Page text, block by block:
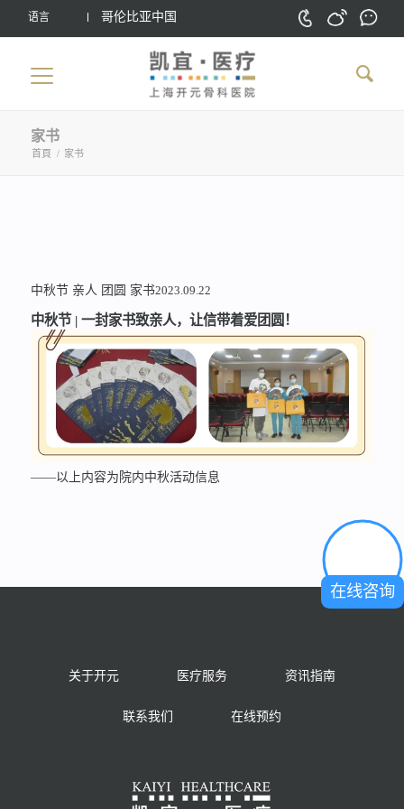
语言 哥伦比亚中国
家书
首頁 / 家书
中秋节 亲人 团圆 家书2023.09.22
中秋节 | 一封家书致亲人，让信带着爱团圆！
——以上内容为院内中秋活动信息
关于开元 医疗服务 资讯指南
联系我们 在线预约
在线咨询